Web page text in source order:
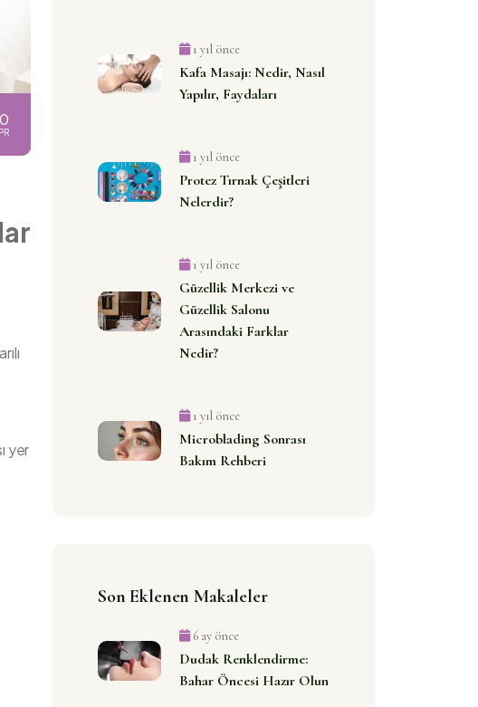
yer
1 yıl önce
Kafa Masajı: Nedir, Nasıl
Yapılır, Faydaları
1 yıl önce
Protez Tırnak Çeşitleri
Nelerdir?
1 yıl önce
Güzellik Merkezi ve
Güzellik Salonu
Arasındaki Farklar
Nedir?
1 yıl önce
Microblading Sonrası
Bakım Rehberi
Son Eklenen Makaleler
6 ay önce
Dudak Renklendirme:
Bahar Öncesi Hazır Olun